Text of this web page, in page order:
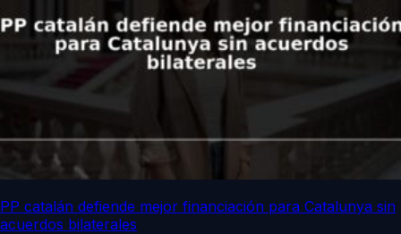
PP catalán defiende mejor financiación para Catalunya sin
acuerdos bilaterales